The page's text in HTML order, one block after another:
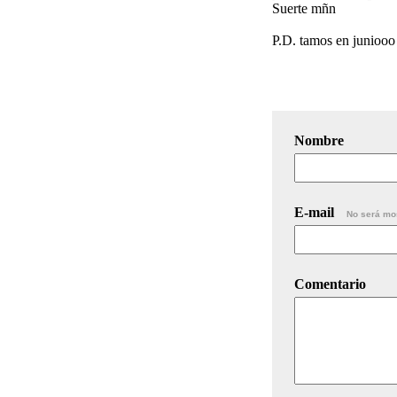
Suerte mñn
P.D. tamos en
Nombre
E-mail No será
Comentario